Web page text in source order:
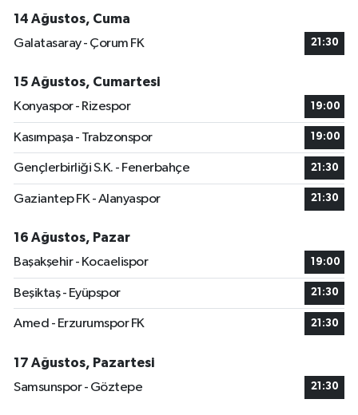
14 Ağustos, Cuma
Galatasaray - Çorum FK
21:30
15 Ağustos, Cumartesi
Konyaspor - Rizespor
19:00
Kasımpaşa - Trabzonspor 19:00
Gençlerbirliği S.K. - Fenerbahçe 21:30
Gaziantep FK - Alanyaspor 21:30
16 Ağustos, Pazar
Başakşehir - Kocaelispor
19:00
Beşiktaş - Eyüpspor 21:30
Amed - Erzurumspor FK 21:30
17 Ağustos, Pazartesi
Samsunspor - Göztepe
21:30